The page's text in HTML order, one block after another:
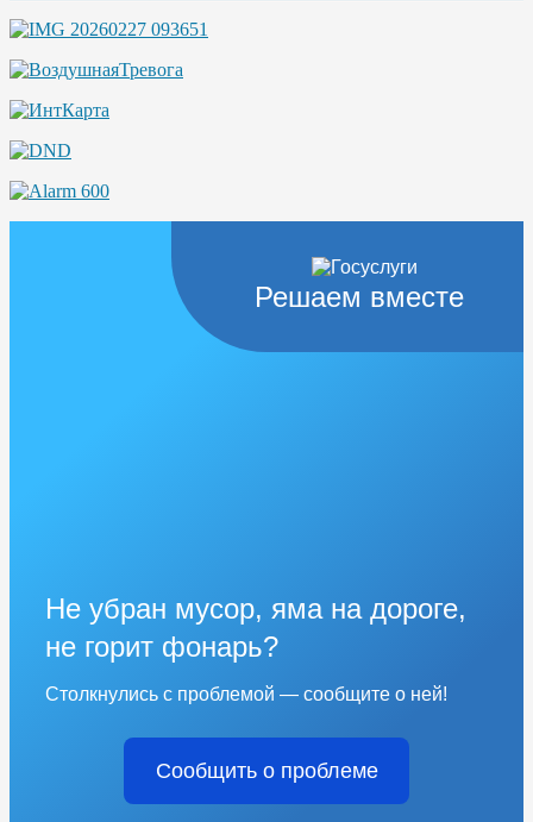
Решаем вместе
Не убран мусор, яма на дороге,
не горит фонарь?
Столкнулись с проблемой — сообщите о ней!
Сообщить о проблеме